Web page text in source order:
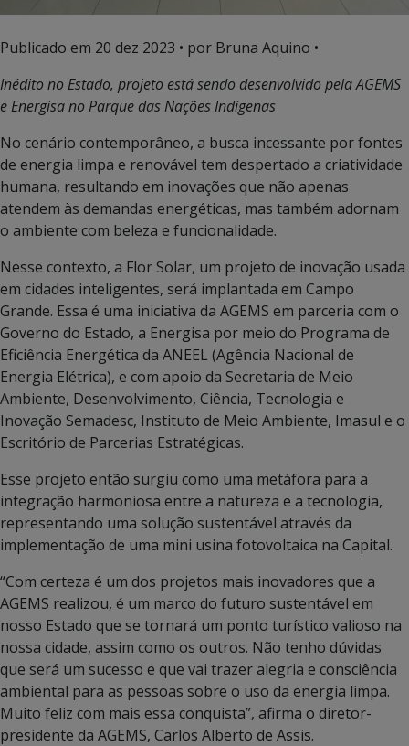
Publicado em 20 dez 2023 • por Bruna Aquino •
Inédito no Estado, projeto está sendo desenvolvido pela AGEMS
e Energisa no Parque das Nações Indígenas
No cenário contemporâneo, a busca incessante por fontes
de energia limpa e renovável tem despertado a criatividade
humana, resultando em inovações que não apenas
atendem às demandas energéticas, mas também adornam
o ambiente com beleza e funcionalidade.
Nesse contexto, a Flor Solar, um projeto de inovação usada
em cidades inteligentes, será implantada em Campo
Grande. Essa é uma iniciativa da AGEMS em parceria com o
Governo do Estado, a Energisa por meio do Programa de
Eficiência Energética da ANEEL (Agência Nacional de
Energia Elétrica), e com apoio da Secretaria de Meio
Ambiente, Desenvolvimento, Ciência, Tecnologia e
Inovação Semadesc, Instituto de Meio Ambiente, Imasul e o
Escritório de Parcerias Estratégicas.
Esse projeto então surgiu como uma metáfora para a
integração harmoniosa entre a natureza e a tecnologia,
representando uma solução sustentável através da
implementação de uma mini usina fotovoltaica na Capital.
“Com certeza é um dos projetos mais inovadores que a
AGEMS realizou, é um marco do futuro sustentável em
nosso Estado que se tornará um ponto turístico valioso na
nossa cidade, assim como os outros. Não tenho dúvidas
que será um sucesso e que vai trazer alegria e consciência
ambiental para as pessoas sobre o uso da energia limpa.
Muito feliz com mais essa conquista”, afirma o diretor-
presidente da AGEMS, Carlos Alberto de Assis.